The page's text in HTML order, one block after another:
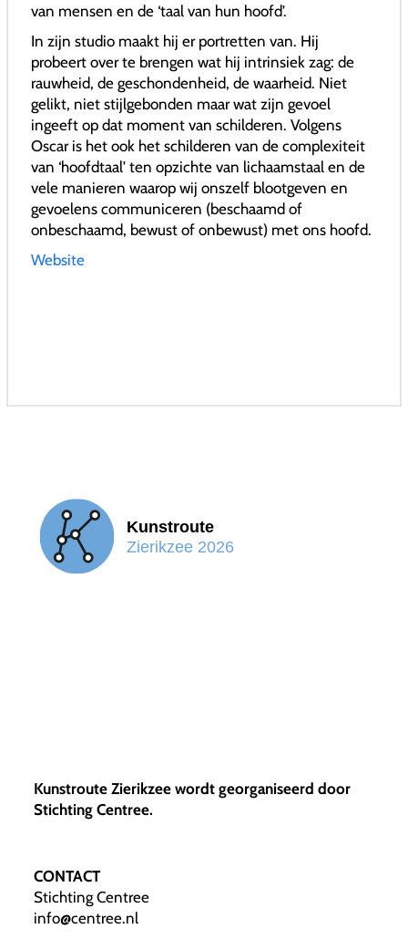
van mensen en de ‘taal van hun hoofd’.
In zijn studio maakt hij er portretten van. Hij
probeert over te brengen wat hij intrinsiek zag: de
rauwheid, de geschondenheid, de waarheid. Niet
gelikt, niet stijlgebonden maar wat zijn gevoel
ingeeft op dat moment van schilderen. Volgens
Oscar is het ook het schilderen van de complexiteit
van ‘hoofdtaal’ ten opzichte van lichaamstaal en de
vele manieren waarop wij onszelf blootgeven en
gevoelens communiceren (beschaamd of
onbeschaamd, bewust of onbewust) met ons hoofd.
Website
Kunstroute Zierikzee wordt georganiseerd door
Stichting Centree.
CONTACT
Stichting Centree
info@centree.nl